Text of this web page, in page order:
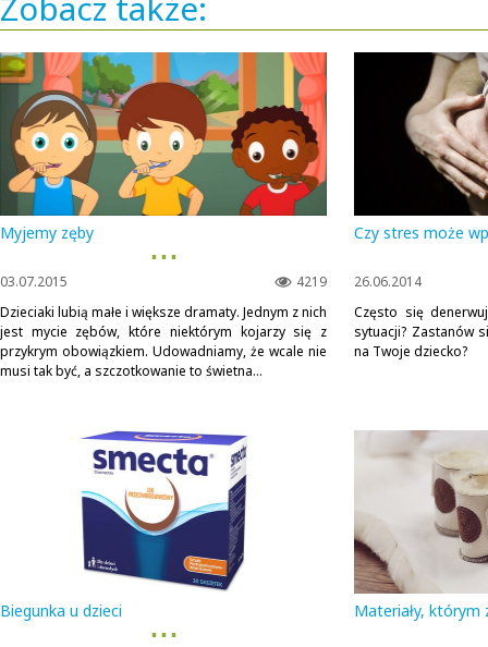
Myjemy zęby
▪ ▪ ▪
4219
03.07.2015
Dzieciaki lubią małe i większe dramaty. Jednym z nich
jest mycie zębów, które niektórym kojarzy się z
przykrym obowiązkiem. Udowadniamy, że wcale nie
musi tak być, a szczotkowanie to świetna...
Czy stres może
26.06.2014
Często się
sytuacji? Zastanów
na Twoje dziecko?
Biegunka u dzieci
▪ ▪ ▪
Materiały, którym